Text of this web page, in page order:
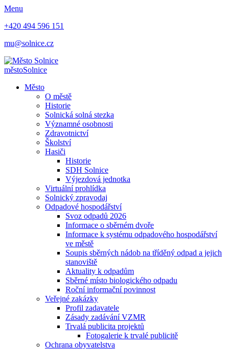
Menu
+420 494 596 151
mu@solnice.cz
městoSolnice
Město
O městě
Historie
Solnická solná stezka
Významné osobnosti
Zdravotnictví
Školství
Hasiči
Historie
SDH Solnice
Výjezdová jednotka
Virtuální prohlídka
Solnický zpravodaj
Odpadové hospodářství
Svoz odpadů 2026
Informace o sběrném dvoře
Informace k systému odpadového hospodářství
ve městě
Soupis sběrných nádob na tříděný odpad a jejich
stanoviště
Aktuality k odpadům
Sběrné místo biologického odpadu
Roční informační povinnost
Veřejné zakázky
Profil zadavatele
Zásady zadávání VZMR
Trvalá publicita projektů
Fotogalerie k trvalé publicitě
Ochrana obyvatelstva